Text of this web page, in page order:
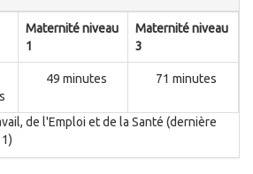
Maternité niveau
1
Maternité niveau
3
49 minutes 71 minutes
de l'Emploi et de la Santé (dernière